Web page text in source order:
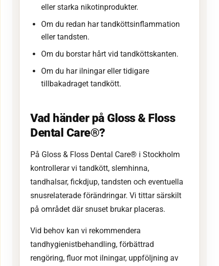
eller starka nikotinprodukter.
Om du redan har tandköttsinflammation
eller tandsten.
Om du borstar hårt vid tandköttskanten.
Om du har ilningar eller tidigare
tillbakadraget tandkött.
Vad händer på Gloss & Floss
Dental Care®?
På Gloss & Floss Dental Care® i Stockholm
kontrollerar vi tandkött, slemhinna,
tandhalsar, fickdjup, tandsten och eventuella
snusrelaterade förändringar. Vi tittar särskilt
på området där snuset brukar placeras.
Vid behov kan vi rekommendera
tandhygienistbehandling, förbättrad
rengöring, fluor mot ilningar, uppföljning av